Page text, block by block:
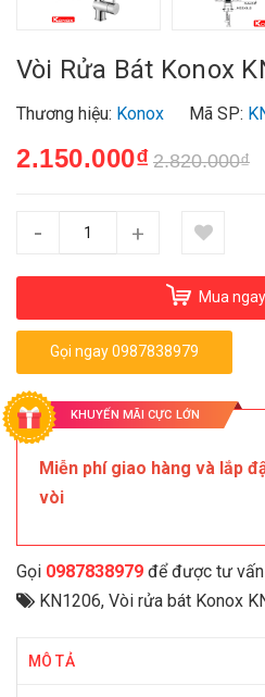
Vòi Rửa Bát Konox
Thương hiệu: Konox Mã SP:
2.150.000₫ 2.820.000₫
- +
Mua ngay
Gọi ngay 0987838979
KHUYẾN MÃI CỰC LỚN
Miễn phí giao hàng và lắp
vòi
Gọi 0987838979 để được tư
KN1206, Vòi rửa bát Konox
MÔ TẢ